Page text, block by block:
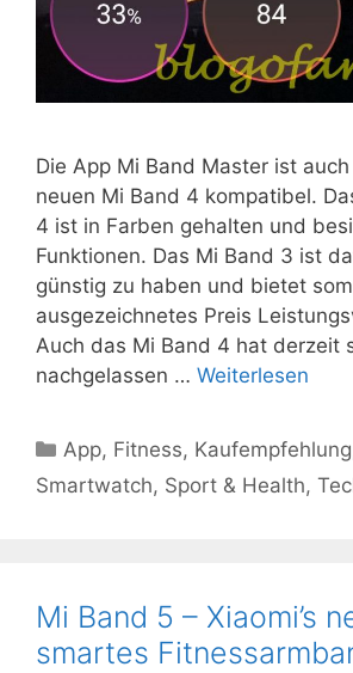
Die App Mi Band Master ist
neuen Mi Band 4 kompatibel.
4 ist in Farben gehalten und
Funktionen. Das Mi Band 3 ist
günstig zu haben und bietet
ausgezeichnetes Preis
Auch das Mi Band 4 hat derzeit
nachgelassen … Weiterlesen
Kategorien
App, Fitness, Kaufempfehlung
Smartwatch, Sport & Health,
Mi Band 5 – Xiaomi’s
smartes